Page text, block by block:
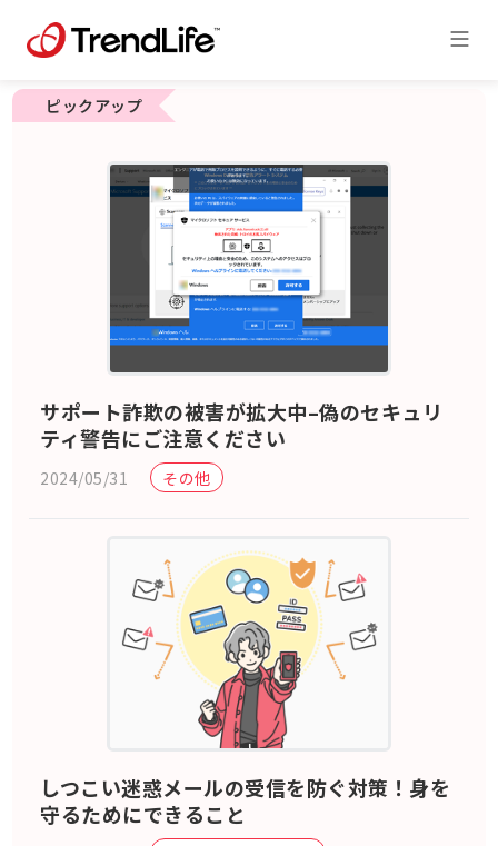
ピックアップ
サポート詐欺の被害が拡大中–偽のセキュリ
ティ警告にご注意ください
2024/05/31 その他
しつこい迷惑メールの受信を防ぐ対策！身を
守るためにできること